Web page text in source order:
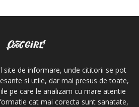
site de informare, unde cititorii se pot
si utile, dar mai presus de toate,
pe care le analizam cu mare atentie
cat mai corecta sunt sanatate,